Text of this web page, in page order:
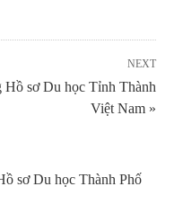
NEXT
Hồ sơ Du học Tỉnh Thành
Việt Nam »
sơ Du học Thành Phố